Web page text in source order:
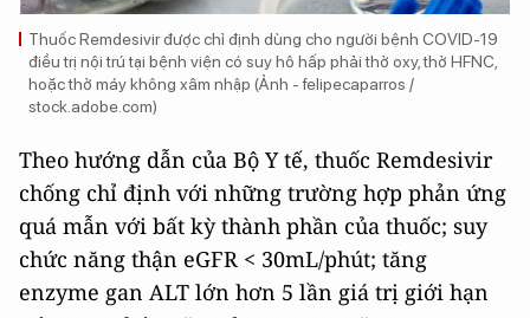
Thuốc Remdesivir được chỉ định dùng cho người bệnh COVID-19
điều trị nội trú tại bệnh viện có suy hô hấp phải thở oxy, thở HFNC,
hoặc thở máy không xâm nhập (Ảnh - felipecaparros /
stock.adobe.com)
Theo hướng dẫn của Bộ Y tế, thuốc Remdesivir
chống chỉ định với những trường hợp phản ứng
quá mẫn với bất kỳ thành phần của thuốc; suy
chức năng thận eGFR < 30mL/phút; tăng
enzyme gan ALT lớn hơn 5 lần giá trị giới hạn